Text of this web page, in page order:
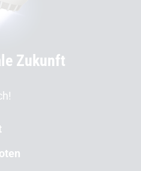
Zukunft